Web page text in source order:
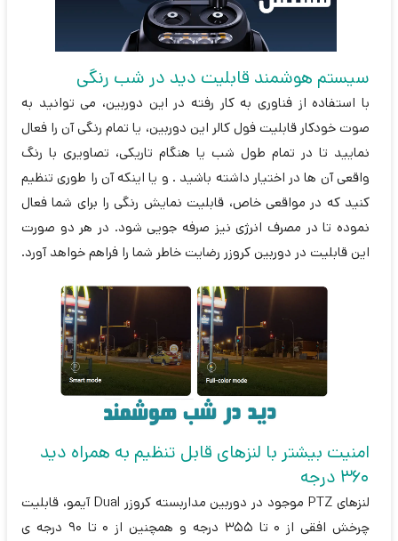
سیستم هوشمند قابلیت دید در شب رنگی
با استفاده از فناوری به کار رفته در این دوربین، می توانید به
صوت خودکار قابلیت فول کالر این دوربین، یا تمام رنگی آن را فعال
نمایید تا در تمام طول شب یا هنگام تاریکی، تصاویری با رنگ
واقعی آن ها در اختیار داشته باشید . و یا اینکه آن را طوری تنظیم
کنید که در مواقعی خاص، قابلیت نمایش رنگی را برای شما فعال
نموده تا در مصرف انرژی نیز صرفه جویی شود. در هر دو صورت
این قابلیت در دوربین کروزر رضایت خاطر شما را فراهم خواهد آورد.
امنیت بیشتر با لنزهای قابل تنظیم به همراه دید
360 درجه
لنزهای PTZ موجود در دوربین مداربسته کروزر Dual آیمو، قابلیت
چرخش افقی از 0 تا 355 درجه و همچنین از 0 تا 90 درجه ی